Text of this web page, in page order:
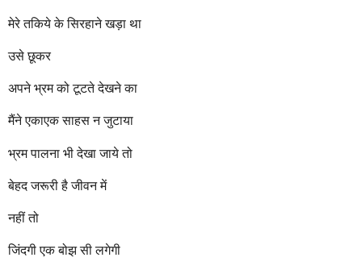
मेरे तकिये के सिरहाने खड़ा था
उसे छूकर
अपने भ्रम को टूटते देखने का
मैंने एकाएक साहस न जुटाया
भ्रम पालना भी देखा जाये तो
बेहद जरूरी है जीवन में
नहीं तो
जिंदगी एक बोझ सी लगेगी